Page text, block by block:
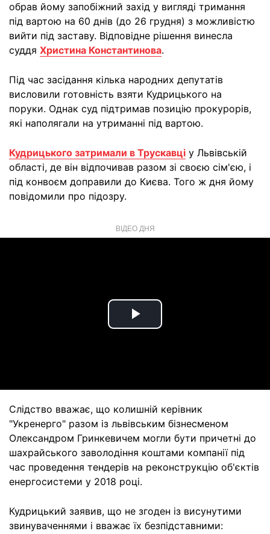
обрав йому запобіжний захід у вигляді тримання
під вартою на 60 днів (до 26 грудня) з можливістю
вийти під заставу. Відповідне рішення винесла
суддя Христина Константинова.
Під час засідання кілька народних депутатів
висловили готовність взяти Кудрицького на
поруки. Однак суд підтримав позицію прокурорів,
які наполягали на утриманні під вартою.
Кудрицького затримали в Трускавці у Львівській
області, де він відпочивав разом зі своєю сім'єю, і
під конвоєм доправили до Києва. Того ж дня йому
повідомили про підозру.
ВІДЕО ДНЯ
Play
Слідство вважає, що колишній керівник
"Укренерго" разом із львівським бізнесменом
Олександром Гринкевичем могли бути причетні до
шахрайського заволодіння коштами компанії під
час проведення тендерів на реконструкцію об'єктів
енергосистеми у 2018 році.
Кудрицький заявив, що не згоден із висунутими
звинуваченнями і вважає їх безпідставними: